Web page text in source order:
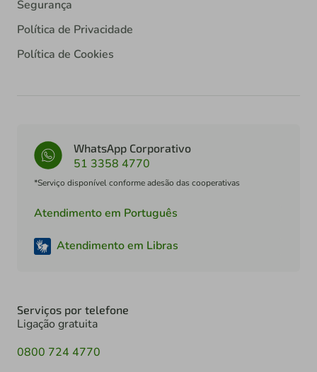
Segurança
Política de Privacidade
Política de Cookies
WhatsApp Corporativo
51 3358 4770
*Serviço disponível conforme adesão das cooperativas
Atendimento em Português
Atendimento em Libras
Serviços por telefone
Ligação gratuita
0800 724 4770